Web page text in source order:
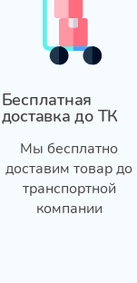
Бесплатная
доставка до ТК
Мы бесплатно
доставим товар до
транспортной
компании